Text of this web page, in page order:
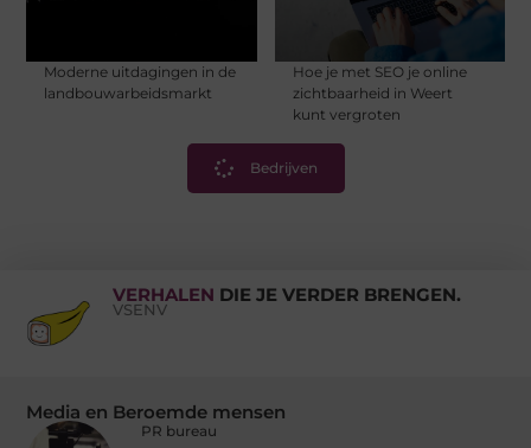
Moderne uitdagingen in de
landbouwarbeidsmarkt
Hoe je met SEO je online
zichtbaarheid in Weert
kunt vergroten
Bedrijven
VERHALEN DIE JE VERDER BRENGEN.
VSENV
Media en Beroemde mensen
PR bureau